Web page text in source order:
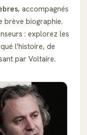
, accompagnés
brève biographie.
: explorez les
l'histoire, de
par Voltaire.